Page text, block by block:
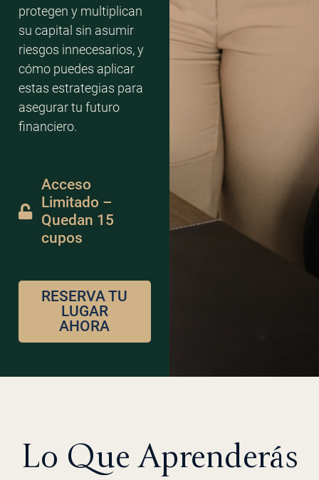
protegen y multiplican
su capital sin asumir
riesgos innecesarios, y
cómo puedes aplicar
estas estrategias para
asegurar tu futuro
financiero.
Acceso
Limitado –
Quedan 15
cupos
RESERVA TU
LUGAR
AHORA
Lo Que Aprenderás